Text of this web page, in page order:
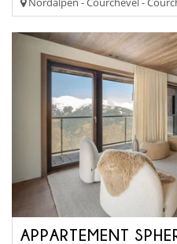
APPARTEMENT